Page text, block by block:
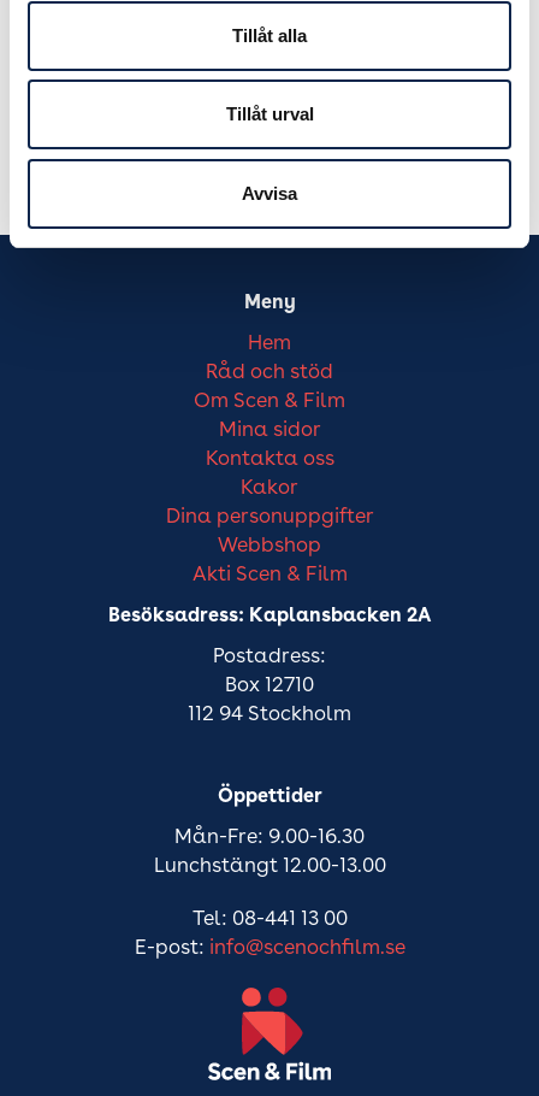
Tillåt alla
Tillåt urval
Avvisa
Meny
Hem
Råd och stöd
Om Scen & Film
Mina sidor
Kontakta oss
Kakor
Dina personuppgifter
Webbshop
Akti Scen & Film
Besöksadress: Kaplansbacken 2A
Postadress:
Box 12710
112 94 Stockholm
Öppettider
Mån-Fre: 9.00-16.30
Lunchstängt 12.00-13.00
Tel: 08-441 13 00
E-post: info@scenochfilm.se